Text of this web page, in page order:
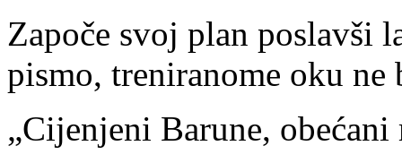
Započe svoj plan poslavši
pismo, treniranome oku
„Cijenjeni Barune,